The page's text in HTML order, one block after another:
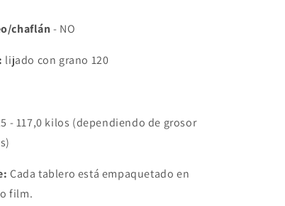
chaflán - NO
lijado con grano 120
- 117,0 kilos (dependiendo de grosor
Cada tablero está empaquetado en
film.